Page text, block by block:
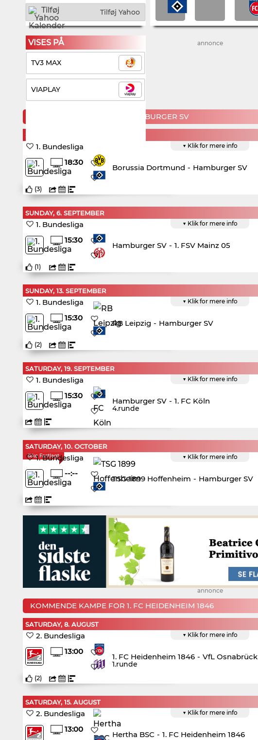
Tilføj Yahoo
VISES PÅ
TV3 MAX
VIAPLAY
annonce
KOMMENDE KAMPE FOR HAMBURGER SV
SATURDAY, 29. AUGUST
▼ Klik for mere info
1. Bundesliga
18:30
Borussia Dortmund - Hamburger SV
(3)
SUNDAY, 6. SEPTEMBER
▼ Klik for mere info
1. Bundesliga
15:30
Hamburger SV - 1. FSV Mainz 05
(1)
SUNDAY, 13. SEPTEMBER
▼ Klik for mere info
1. Bundesliga
15:30
RB Leipzig - Hamburger SV
(2)
SATURDAY, 19. SEPTEMBER
▼ Klik for mere info
1. Bundesliga
15:30
Hamburger SV - 1. FC Köln
4.runde
SATURDAY, 10. OCTOBER
Ikke Fastlagt ▼ Klik for mere info
1. Bundesliga
--:--
TSG 1899 Hoffenheim - Hamburger SV
annonce
KOMMENDE KAMPE FOR 1. FC HEIDENHEIM 1846
SATURDAY, 8. AUGUST
▼ Klik for mere info
2. Bundesliga
13:00
1. FC Heidenheim 1846 - VfL Osnabrück
1.runde
(2)
SATURDAY, 15. AUGUST
▼ Klik for mere info
2. Bundesliga
13:00
Hertha BSC - 1. FC Heidenheim 1846